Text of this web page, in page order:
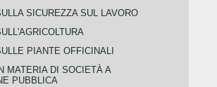
SICUREZZA SUL LAVORO
PIANTE OFFICINALI
MATERIA DI SOCIETÀ A
PUBBLICA